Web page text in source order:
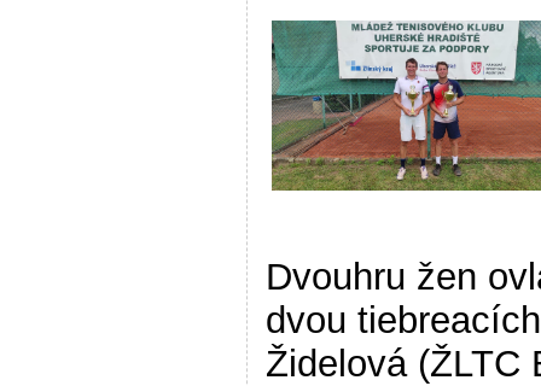
Dvouhru žen
dvou
Židelová (ŽLTC